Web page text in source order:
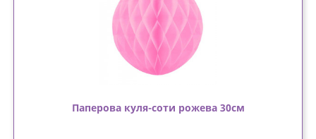
Паперова куля-соти рожева 30см